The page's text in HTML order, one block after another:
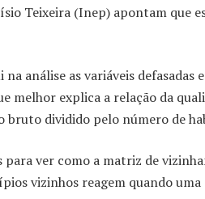
Teixeira (Inep) apontam que
análise as variáveis defasadas
melhor explica a relação da
dividido pelo número de
para ver como a matriz de
vizinhos reagem quando